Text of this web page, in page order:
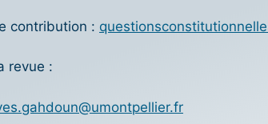
contribution :
revue :